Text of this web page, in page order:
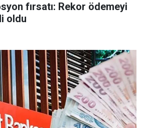
fırsatı: Rekor ödemeyi
oldu